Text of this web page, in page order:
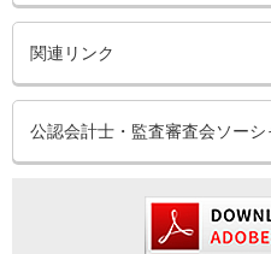
関連リンク
公認会計士・監査審査会ソー